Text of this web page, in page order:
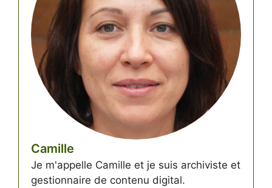
Camille
Je m'appelle Camille et je suis archiviste et
gestionnaire de contenu digital.